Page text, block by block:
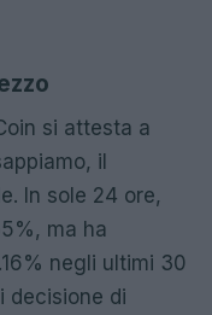
si attesta a
il
In sole 24 ore,
ma ha
negli ultimi 30
decisione di